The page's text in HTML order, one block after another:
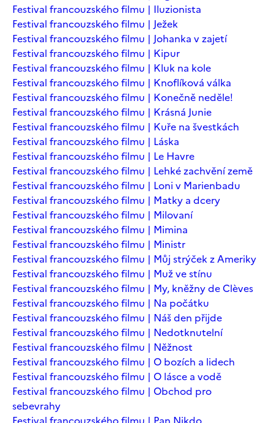
Festival francouzského filmu | Iluzionista
Festival francouzského filmu | Ježek
Festival francouzského filmu | Johanka v zajetí
Festival francouzského filmu | Kipur
Festival francouzského filmu | Kluk na kole
Festival francouzského filmu | Knoflíková válka
Festival francouzského filmu | Konečně neděle!
Festival francouzského filmu | Krásná Junie
Festival francouzského filmu | Kuře na švestkách
Festival francouzského filmu | Láska
Festival francouzského filmu | Le Havre
Festival francouzského filmu | Lehké zachvění země
Festival francouzského filmu | Loni v Marienbadu
Festival francouzského filmu | Matky a dcery
Festival francouzského filmu | Milovaní
Festival francouzského filmu | Mimina
Festival francouzského filmu | Ministr
Festival francouzského filmu | Můj strýček z Ameriky
Festival francouzského filmu | Muž ve stínu
Festival francouzského filmu | My, kněžny de Clèves
Festival francouzského filmu | Na počátku
Festival francouzského filmu | Náš den přijde
Festival francouzského filmu | Nedotknutelní
Festival francouzského filmu | Něžnost
Festival francouzského filmu | O bozích a lidech
Festival francouzského filmu | O lásce a vodě
Festival francouzského filmu | Obchod pro
sebevrahy